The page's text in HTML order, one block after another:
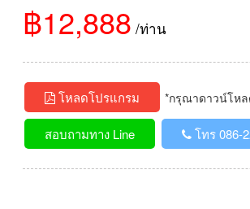
฿12,888 /ท่าน
โหลดโปรแกรม *กรุณาดาวน์โหล
สอบถามทาง Line โทร 086-